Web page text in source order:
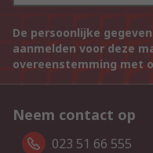
De persoonlijke
aanmelden voor deze
overeenstemming met
Neem contact op
023 51 66 555